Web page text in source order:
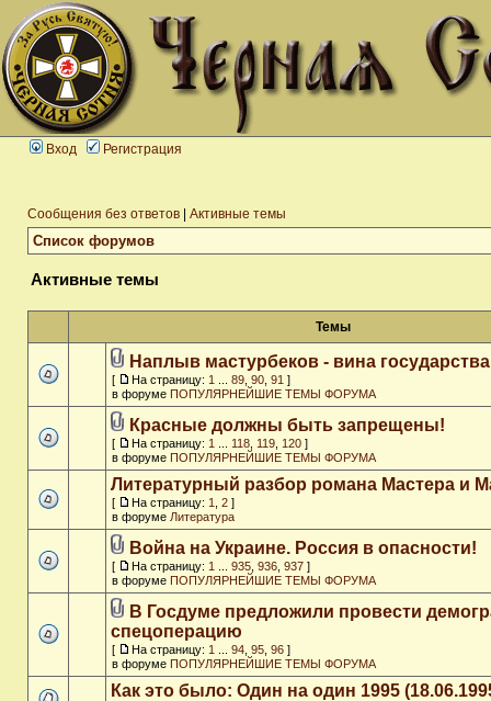
Вход Регистрация
Сообщения без ответов Активные темы
Список форумов
Активные темы
Темы
Наплыв мастурбеков - вина государства
[ На страницу: 1 89 90 91 ]
в форуме ПОПУЛЯРНЕЙШИЕ ТЕМЫ ФОРУМА
Красные должны быть запрещены!
[ На страницу: 1 118 119 120 ]
в форуме ПОПУЛЯРНЕЙШИЕ ТЕМЫ ФОРУМА
Литературный разбор романа Мастера и
[ На страницу: 1 2 ]
в форуме Литература
Война на Украине. Россия в опасности!
[ На страницу: 1 935 936 937 ]
в форуме ПОПУЛЯРНЕЙШИЕ ТЕМЫ ФОРУМА
В Госдуме предложили провести
спецоперацию
[ На страницу: 1 94 95 96 ]
в форуме ПОПУЛЯРНЕЙШИЕ ТЕМЫ ФОРУМА
Как это было: Один на один 1995